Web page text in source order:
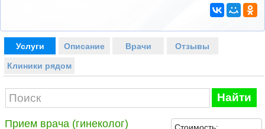
Услуги Описание Врачи Отзывы
Клиники рядом
Найти
Прием врача (гинеколог)